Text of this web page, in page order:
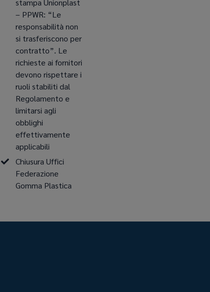
– PPWR: “Le
responsabilità non
si trasferiscono per
contratto”. Le
richieste ai fornitori
devono rispettare i
ruoli stabiliti dal
Regolamento e
limitarsi agli
obblighi
effettivamente
applicabili
Chiusura Uffici
Federazione
Gomma Plastica